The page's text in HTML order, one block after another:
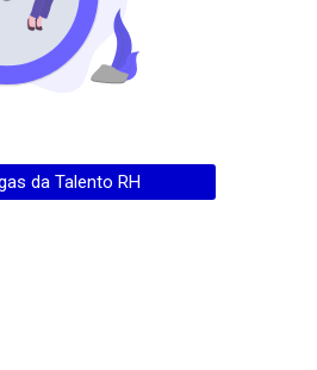
da Talento RH